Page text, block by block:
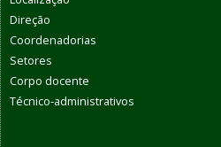
Direção
Coordenadorias
Setores
Corpo docente
Técnico-administrativos